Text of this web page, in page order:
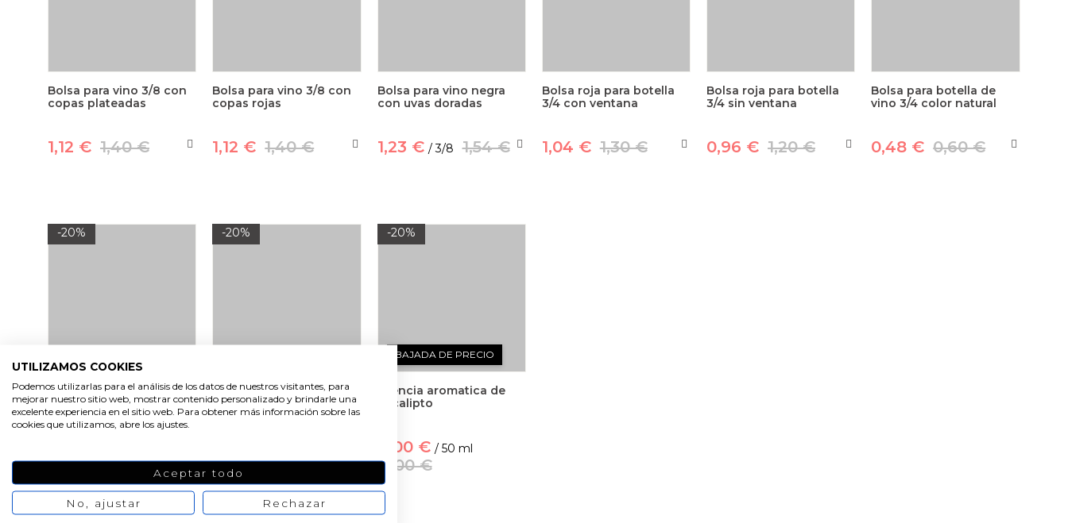
Bolsa para vino 3/8 con
copas plateadas
1,12 € 1,40 €
Bolsa para vino 3/8 con
copas rojas
1,12 € 1,40 €
Bolsa para vino negra
con uvas doradas
1,23 € / 3/8 1,54 €
Bolsa roja para botella
3/4 con ventana
1,04 € 1,30 €
Bolsa roja para botella
3/4 sin ventana
0,96 € 1,20 €
Bolsa para botella de
vino 3/4 color natural
0,48 € 0,60 €
-20%
Bolsa vino 3/4 con copas
-20%
Bolsa kraft para regalos
-20%
BAJADA DE PRECIO
Esencia aromatica de
eucalipto
4,00 € / 50 ml
5,00 €
UTILIZAMOS COOKIES
Podemos utilizarlas para el análisis de los datos de nuestros visitantes, para
mejorar nuestro sitio web, mostrar contenido personalizado y brindarle una
excelente experiencia en el sitio web. Para obtener más información sobre las
cookies que utilizamos, abre los ajustes.
Aceptar todo
No, ajustar Rechazar